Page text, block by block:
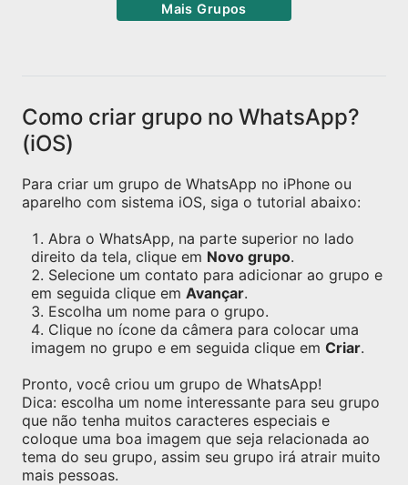
Mais Grupos
Como criar grupo no WhatsApp?
(iOS)
Para criar um grupo de WhatsApp no iPhone ou
aparelho com sistema iOS, siga o tutorial abaixo:
Abra o WhatsApp, na parte superior no lado
direito da tela, clique em Novo grupo.
Selecione um contato para adicionar ao grupo e
em seguida clique em Avançar.
Escolha um nome para o grupo.
Clique no ícone da câmera para colocar uma
imagem no grupo e em seguida clique em Criar.
Pronto, você criou um grupo de WhatsApp!
Dica: escolha um nome interessante para seu grupo
que não tenha muitos caracteres especiais e
coloque uma boa imagem que seja relacionada ao
tema do seu grupo, assim seu grupo irá atrair muito
mais pessoas.